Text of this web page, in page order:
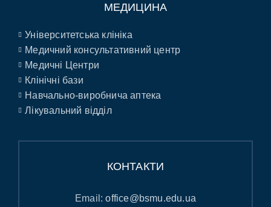
МЕДИЦИНА
Університетська клініка
Медичний консультативний центр
Медичні Центри
Клінічні бази
Навчально-виробнича аптека
Лікувальний відділ
КОНТАКТИ
Email:office@bsmu.edu.ua